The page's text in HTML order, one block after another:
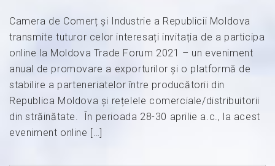
Camera de Comerț și Industrie a Republicii Moldova
transmite tuturor celor interesați invitația de a participa
online la Moldova Trade Forum 2021 – un eveniment
anual de promovare a exporturilor și o platformă de
stabilire a parteneriatelor între producătorii din
Republica Moldova și rețelele comerciale/distribuitorii
din străinătate. În perioada 28-30 aprilie a.c., la acest
eveniment online […]